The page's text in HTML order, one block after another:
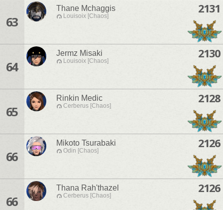
63
Thane Mchaggis
Louisoix [Chaos]
2131
64
Jermz Misaki
Louisoix [Chaos]
2130
65
Rinkin Medic
Cerberus [Chaos]
2128
66
Mikoto Tsurabaki
Odin [Chaos]
2126
66
Thana Rah'thazel
Cerberus [Chaos]
2126